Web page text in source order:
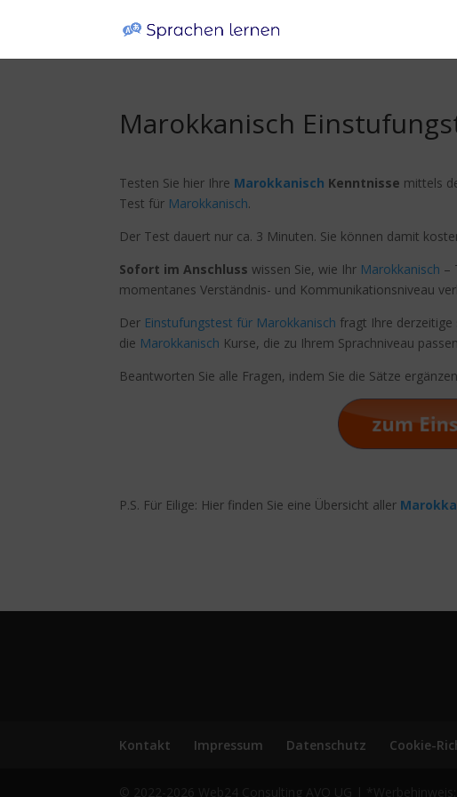
Marokkanisch
Testen Sie hier Ihre Marokkanisch Kenntnisse mittels
Test für Marokkanisch.
Der Test dauert nur ca. 3 Minuten. Sie können damit
Sofort im Anschluss wissen Sie, wie Ihr Marokkanisch –
momentanes Verständnis- und Kommunikationsniveau
Der Einstufungstest für Marokkanisch fragt Ihre derzeitige
die Marokkanisch Kurse, die zu Ihrem Sprachniveau
Beantworten Sie alle Fragen, indem Sie die Sätze
P.S. Für Eilige: Hier finden Sie eine Übersicht aller
Kontakt Impressum Datenschutz Cookie-
© 2022-2026 Web24 Consulting AVO UG |